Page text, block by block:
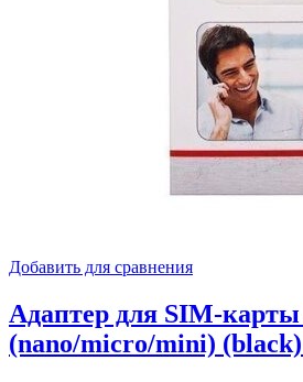
Добавить для сравнения
Адаптер для SIM-
(nano/micro/mini) (black)